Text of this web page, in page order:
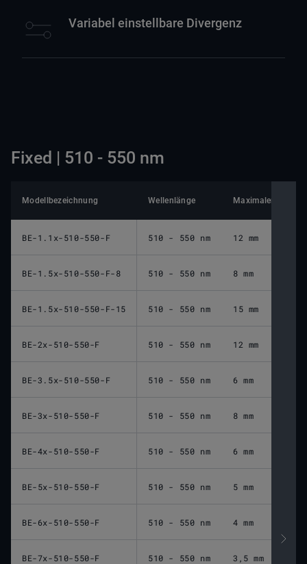
Variabel einstellbare Divergenz
Fixed | 510 - 550 nm
Modellbezeichnung Wellenlänge Maximaler
BE-1.1x-510-550-F 510 - 550 nm 12 mm
BE-1.5x-510-550-F-8 510 - 550 nm 8 mm
BE-1.5x-510-550-F-15 510 - 550 nm 15 mm
BE-2x-510-550-F 510 - 550 nm 12 mm
BE-3.5x-510-550-F 510 - 550 nm 6 mm
BE-3x-510-550-F 510 - 550 nm 8 mm
BE-4x-510-550-F 510 - 550 nm 6 mm
BE-5x-510-550-F 510 - 550 nm 5 mm
BE-6x-510-550-F 510 - 550 nm 4 mm
BE-7x-510-550-F 510 - 550 nm 3,5 mm